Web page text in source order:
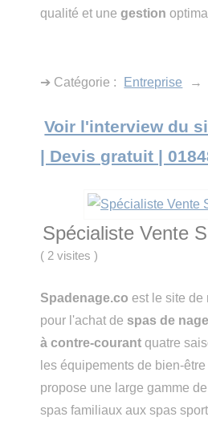
qualité et unegestion
➔ Catégorie : Entreprise →
Voir l'interview du
| Devis gratuit |
Spécialiste Vente
( 2 visites)
Spadenage.co est le site de
pour l'achat de spas de nage
à contre-courant quatre
les équipements de bien-
propose une large gamme
spas familiaux aux spas